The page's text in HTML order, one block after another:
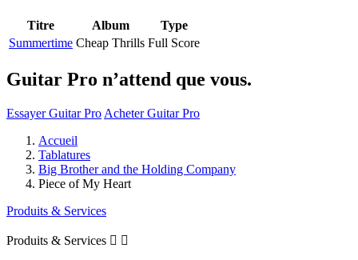
Titre Album
Type
Summertime Cheap Thrills Full Score
Guitar Pro n’attend que vous.
Essayer Guitar Pro Acheter Guitar Pro
Accueil
Tablatures
Big Brother and the Holding Company
Piece of My Heart
Produits & Services
Produits & Services  